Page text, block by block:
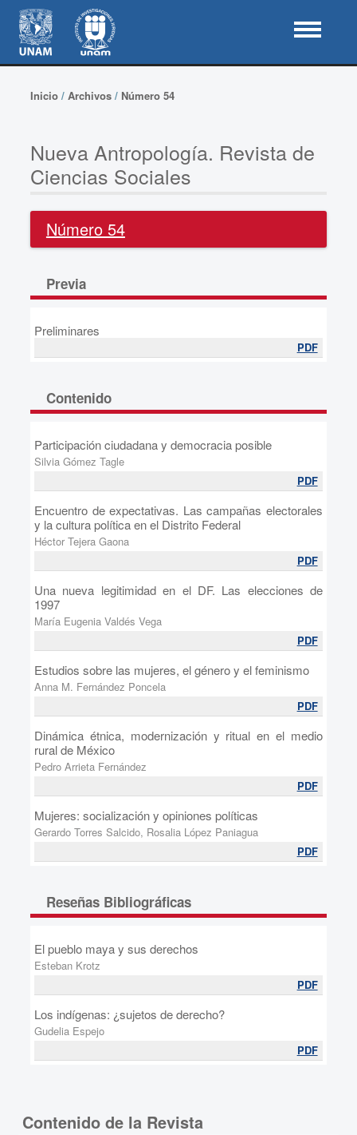
Inicio/ Archivos/ Número 54
Nueva Antropología. Revista de
Ciencias Sociales
Número 54
Previa
Preliminares
PDF
Contenido
Participación ciudadana y democracia posible
Silvia Gómez Tagle
PDF
Encuentro de expectativas. Las campañas electorales
y la cultura política en el Distrito Federal
Héctor Tejera Gaona
PDF
Una nueva legitimidad en el DF. Las elecciones de
1997
María Eugenia Valdés Vega
PDF
Estudios sobre las mujeres, el género y el feminismo
Anna M. Fernández Poncela
PDF
Dinámica étnica, modernización y ritual en el medio
rural de México
Pedro Arrieta Fernández
PDF
Mujeres: socialización y opiniones políticas
Gerardo Torres Salcido, Rosalia López Paniagua
PDF
Reseñas Bibliográficas
El pueblo maya y sus derechos
Esteban Krotz
PDF
Los indígenas: ¿sujetos de derecho?
Gudelia Espejo
PDF
Contenido de la Revista